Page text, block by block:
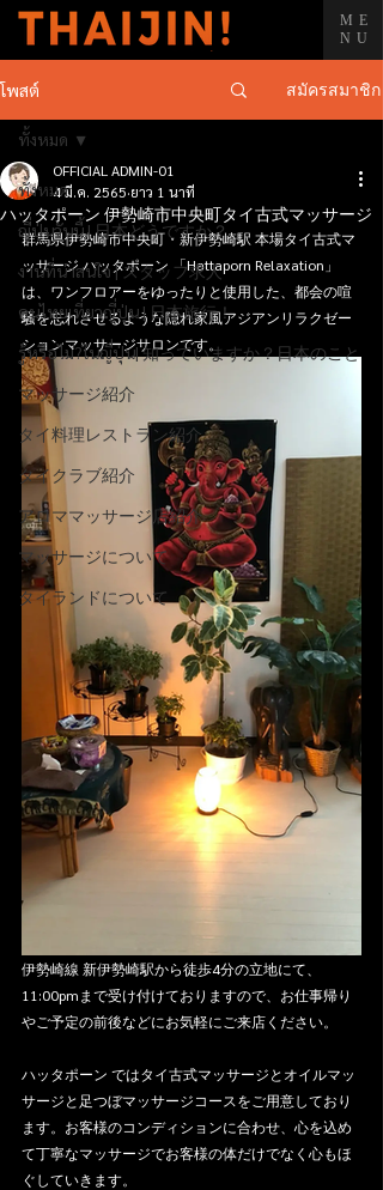
ME
NU
โพสต์ สมัครสมาชิก
ทั้งหมด
ญี่ปุ่นวันนี้ | 日本どうですか？
งานที่น่าสนใจ | スタッフ求人
คนไทยเที่ยวญี่ปุ่น | 日本旅行！
รู้หรือไม่?ในญี่ปุ่น| 知っていますか？日本のこと
マッサージ紹介
タイ料理レストラン紹介
タイクラブ紹介
アロママッサージ店紹介
マッサージについて
タイランドについて
ทั้งหมด
ハッタポーン 伊勢崎市中央町タイ古式マッサージ
OFFICIAL ADMIN-01
4 มี.ค. 2565 ยาว 1 นาที
群馬県伊勢崎市中央町・新伊勢崎駅 本場タイ古式マ
ッサージ ハッタポーン 「Hattaporn Relaxation」
は、ワンフロアーをゆったりと使用した、都会の喧
騒を忘れさせるような隠れ家風アジアンリラクゼー
ションマッサージサロンです。
伊勢崎線 新伊勢崎駅から徒歩4分の立地にて、
11:00pmまで受け付けておりますので、お仕事帰り
やご予定の前後などにお気軽にご来店ください。
ハッタポーン ではタイ古式マッサージとオイルマッ
サージと足つぼマッサージコースをご用意しており
ます。お客様のコンディションに合わせ、心を込め
て丁寧なマッサージでお客様の体だけでなく心もほ
ぐしていきます。